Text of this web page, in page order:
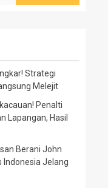
Strategi
Melejit
Penalti
Lapangan, Hasil
Berani John
Indonesia Jelang